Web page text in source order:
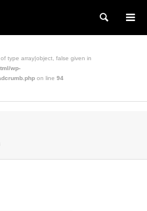
検索
type array|object, false given in
wp-
on line 94